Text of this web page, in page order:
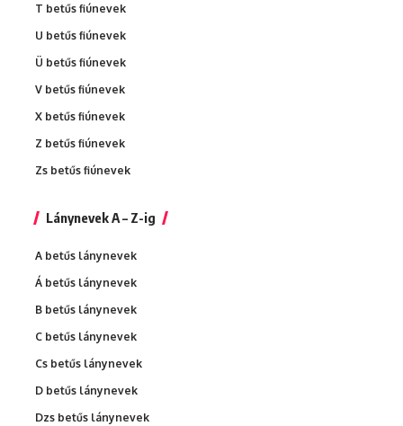
T betűs fiúnevek
U betűs fiúnevek
Ü betűs fiúnevek
V betűs fiúnevek
X betűs fiúnevek
Z betűs fiúnevek
Zs betűs fiúnevek
Lánynevek A – Z-ig
A betűs lánynevek
Á betűs lánynevek
B betűs lánynevek
C betűs lánynevek
Cs betűs lánynevek
D betűs lánynevek
Dzs betűs lánynevek